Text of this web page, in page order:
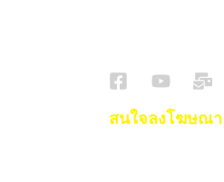
สนใจลงโฆษณา